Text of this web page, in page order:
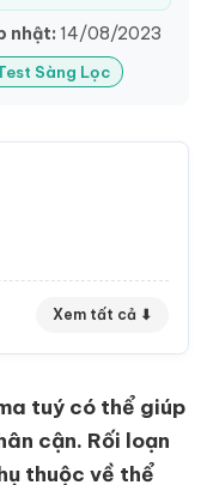
nhật: 14/08/2023
Sàng Lọc
Xem tất cả ⬇
tuý có thể giúp
cận. Rối loạn
thuộc về thể